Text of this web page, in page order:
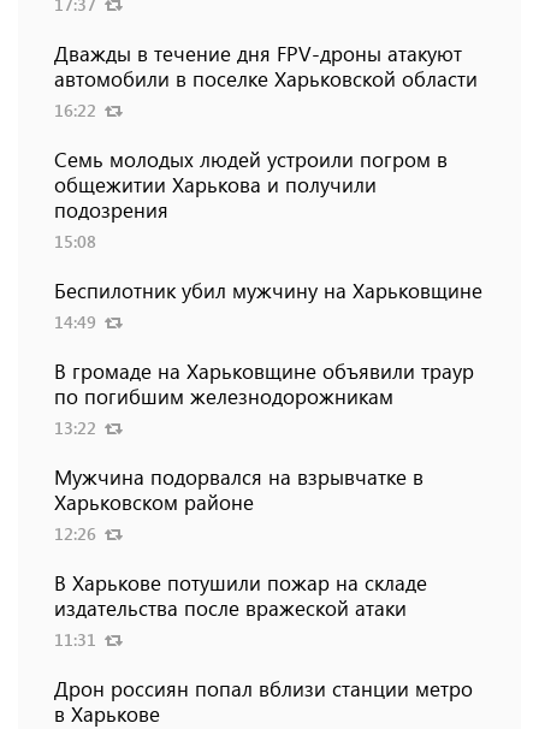
Дважды в течение дня FPV-дроны атакуют
автомобили в поселке Харьковской области
16:22
Семь молодых людей устроили погром в
общежитии Харькова и получили
подозрения
15:08
Беспилотник убил мужчину на Харьковщине
14:49
В громаде на Харьковщине объявили траур
по погибшим железнодорожникам
13:22
Мужчина подорвался на взрывчатке в
Харьковском районе
12:26
В Харькове потушили пожар на складе
издательства после вражеской атаки
11:31
Дрон россиян попал вблизи станции метро
в Харькове